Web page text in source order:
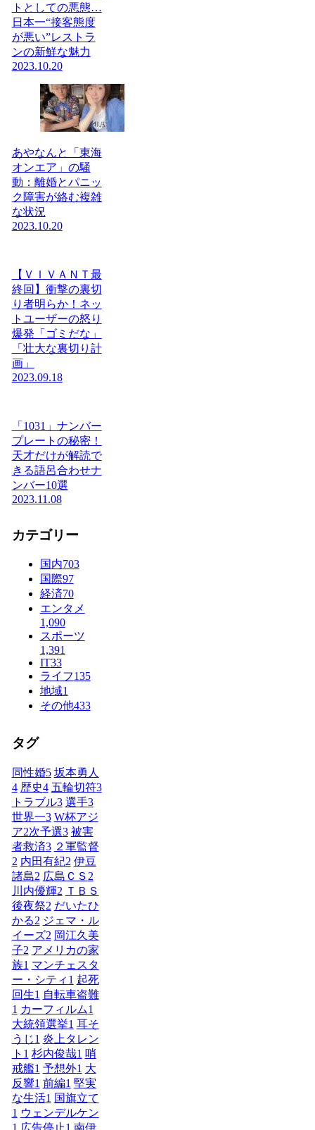
トとしての悪態…
日本一“接客態度
が悪い”レストラ
ンの新鮮な魅力
2023.10.20
あやなんと「東海
オンエア」の騒
動：離婚とパニッ
ク障害が絡む複雑
な状況
2023.10.20
【ＶＩＶＡＮＴ最
終回】衝撃の裏切
り者明らか！ネッ
トユーザーの怒り
爆発「ゴミだな」
「壮大な裏切り計
画」
2023.09.18
「1031」ナンバー
プレートの秘密！
天才だけが解読で
きる語呂合わせナ
ンバー10選
2023.11.08
カテゴリー
国内703
国際97
経済70
エンタメ
1,090
スポーツ
1,391
IT33
ライフ135
地域1
その他433
タグ
同性婚5 坂本勇人
4 歴史4 五輪切符3
トラブル3 選手3
世界一3 W杯アジ
ア2次予選3 被害
者救済3 ２軍監督
2 内田有紀2 伊豆
諸島2 広島ＣＳ 2
川内優輝2 ＴＢＳ
後夜祭2 だいたひ
かる2 ジェマ・ル
イーズ2 岡江久美
子2 アメリカの家
族1 マンチェスタ
ー・シティ 1 起死
回生1 自転車盗難
1 カーフィルム1
大統領選挙1 耳そ
うじ1 炎上タレン
ト 1 杉内俊哉1 哨
戒艦1 予想外1 大
反響1 前編1 堅実
な生活1 国旗立て
1 ウェンデルケン
1 広告停止1 南伊